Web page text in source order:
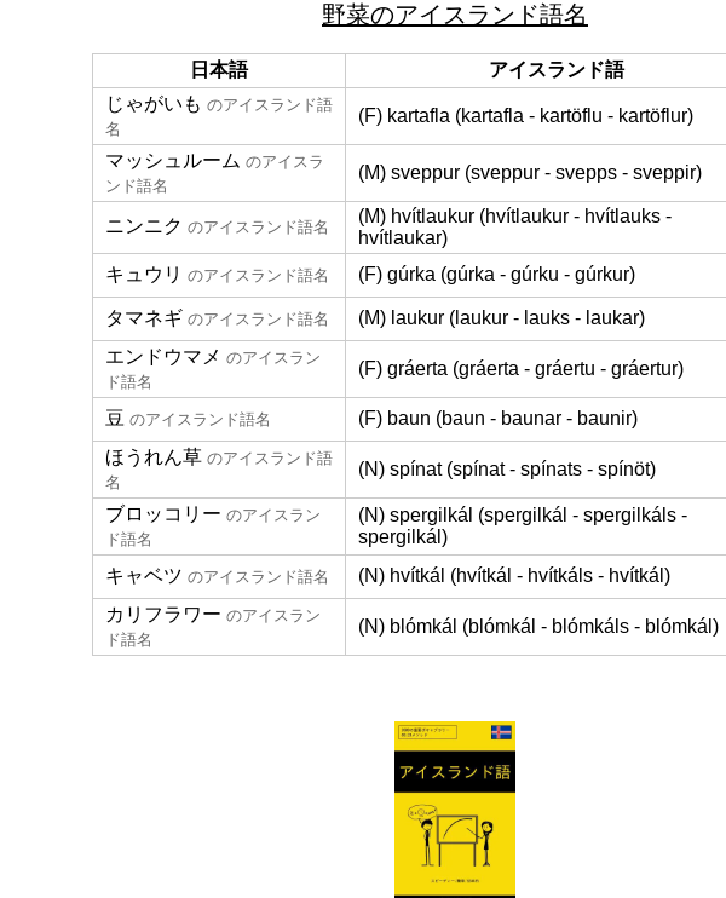
野菜のアイスランド語名
日本語
アイスランド語
じゃがいも のアイスランド語
名
(F) kartafla (kartafla - kartöflu - kartöflur)
マッシュルーム のアイスラ
ンド語名
(M) sveppur (sveppur - svepps - sveppir)
ニンニク のアイスランド語名
(M) hvítlaukur (hvítlaukur - hvítlauks -
hvítlaukar)
キュウリ のアイスランド語名 (F) gúrka (gúrka - gúrku - gúrkur)
タマネギ のアイスランド語名
(M) laukur (laukur - lauks - laukar)
エンドウマメ のアイスラン
ド語名
(F) gráerta (gráerta - gráertu - gráertur)
豆 のアイスランド語名
(F) baun (baun - baunar - baunir)
ほうれん草 のアイスランド語
名
(N) spínat (spínat - spínats - spínöt)
ブロッコリー のアイスラン
ド語名
(N) spergilkál (spergilkál - spergilkáls -
spergilkál)
キャベツ のアイスランド語名
(N) hvítkál (hvítkál - hvítkáls - hvítkál)
カリフラワー のアイスラン
ド語名
(N) blómkál (blómkál - blómkáls - blómkál)